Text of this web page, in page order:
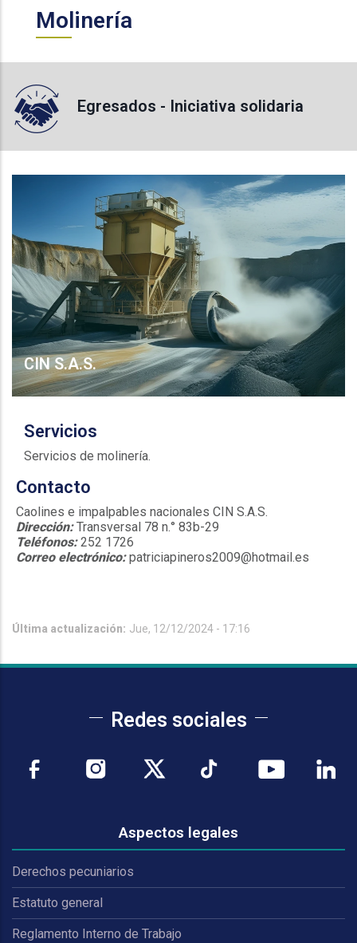
Molinería
Egresados - Iniciativa solidaria
CIN S.A.S.
Servicios
Servicios de molinería.
Contacto
Caolines e impalpables nacionales CIN S.A.S.
Dirección: Transversal 78 n.° 83b-29
Teléfonos:252 1726
Correo electrónico:patriciapineros2009@hotmail.es
Última actualización: Jue, 12/12/2024 - 17:16
Redes sociales
Aspectos legales
Derechos pecuniarios
Estatuto general
Reglamento Interno de Trabajo